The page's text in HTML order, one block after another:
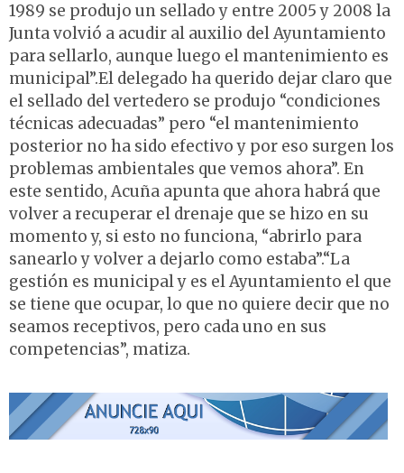
1989 se produjo un sellado y entre 2005 y 2008 la
Junta volvió a acudir al auxilio del Ayuntamiento
para sellarlo, aunque luego el mantenimiento es
municipal”.El delegado ha querido dejar claro que
el sellado del vertedero se produjo “condiciones
técnicas adecuadas” pero “el mantenimiento
posterior no ha sido efectivo y por eso surgen los
problemas ambientales que vemos ahora”. En
este sentido, Acuña apunta que ahora habrá que
volver a recuperar el drenaje que se hizo en su
momento y, si esto no funciona, “abrirlo para
sanearlo y volver a dejarlo como estaba”.“La
gestión es municipal y es el Ayuntamiento el que
se tiene que ocupar, lo que no quiere decir que no
seamos receptivos, pero cada uno en sus
competencias”, matiza.